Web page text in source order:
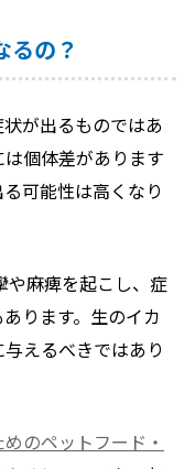
るの？
が出るものではあ
個体差があります
可能性は高くなり
や麻痺を起こし、症
ります。生のイカ
えるべきではあり
のペットフード・